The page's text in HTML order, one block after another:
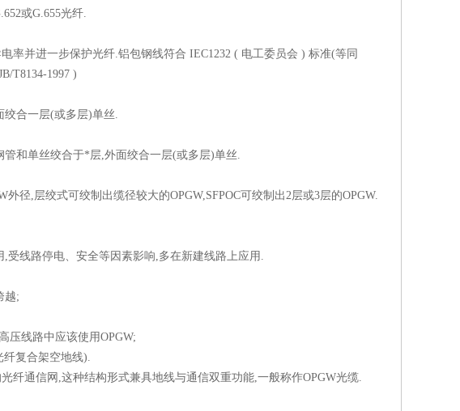
或G.655光纤.
并进一步保护光纤.铝包钢线符合 IEC1232 ( 电工委员会 ) 标准(等同
T8134-1997 )
合一层(或多层)单丝.
和单丝绞合于*层,外面绞合一层(或多层)单丝.
,层绞式可绞制出缆径较大的OPGW,SFPOC可绞制出2层或3层的OPGW.
线路停电、安全等因素影响,多在新建线路上应用.
越;
线路中应该使用OPGW;
纤复合架空地线).
通信网,这种结构形式兼具地线与通信双重功能,一般称作OPGW光缆.